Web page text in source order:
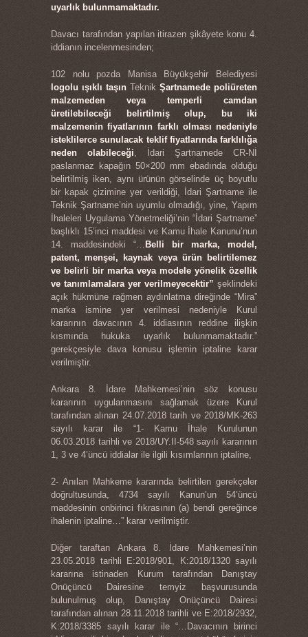
uyarlık bulunmamaktadır.
Davacı tarafından yapılan itirazen şikâyete konu 4.
iddianın incelenmesinden;
102 nolu pozda Manisa Büyükşehir Belediyesi
logolu ışıklı taşın Teknik Şartnamede poliüreten
malzemeden veya temperli camdan
üretilebileceği belirtilmiş olup, bu iki
malzemenin fiyatlarının farklı olması nedeniyle
isteklilerce sunulacak teklif fiyatlarında farklılığa
neden olabileceği, İdari Şartnamede CR-Nİ
paslanmaz kapağın 50×200 mm ebadında olduğu
belirtilmiş iken, aynı ürünün görselinde üç boyutlu
bir kapak çizimine yer verildiği, İdari Şartname ile
Teknik Şartname’nin uyumlu olmadığı, yine, Yapım
İhaleleri Uygulama Yönetmeliği’nin “İdari Şartname”
başlıklı 15’inci maddesi ve Kamu İhale Kanunu’nun
14. maddesindeki “… Belli bir marka, model,
patent, menşei, kaynak veya ürün belirtilemez
ve belirli bir marka veya modele yönelik özellik
ve tanımlamalara yer verilmeyecektir” şeklindeki
açık hükmüne rağmen aydınlatma direğinde “Mira”
marka ismine yer verilmesi nedeniyle Kurul
kararının davacının 4. iddiasının reddine ilişkin
kısmında hukuka uyarlık bulunmamaktadır.”
gerekçesiyle dava konusu işlemin iptaline karar
verilmiştir.
Ankara 8. İdare Mahkemesi’nin söz konusu
kararının uygulanmasını sağlamak üzere Kurul
tarafından alınan 24.07.2018 tarih ve 2018/MK-263
sayılı karar ile “1- Kamu İhale Kurulunun
06.03.2018 tarihli ve 2018/UY.II-548 sayılı kararının
1, 3 ve 4’üncü iddialar ile ilgili kısımlarının iptaline,
2- Anılan Mahkeme kararında belirtilen gerekçeler
doğrultusunda, 4734 sayılı Kanun’un 54’üncü
maddesinin onbirinci fıkrasının (a) bendi gereğince
ihalenin iptaline…” karar verilmiştir.
Diğer taraftan Ankara 8. İdare Mahkemesi’nin
23.05.2018 tarihli E:2018/901, K:2018/1320 sayılı
kararına istinaden Kurum tarafından Danıştay
Onüçüncü Dairesine temyiz başvurusunda
bulunulmuş olup, Danıştay Onüçüncü Dairesi
tarafından alınan 28.11.2018 tarihli ve E:2018/2932,
K:2018/3385 sayılı karar ile “…Davacının birinci